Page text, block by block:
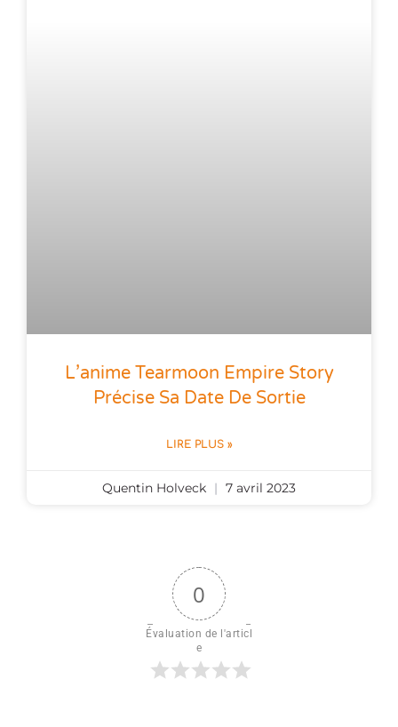
L’anime Tearmoon Empire Story
Précise Sa Date De Sortie
LIRE PLUS »
Quentin Holveck 7 avril 2023
0
Évaluation de l'articl
e